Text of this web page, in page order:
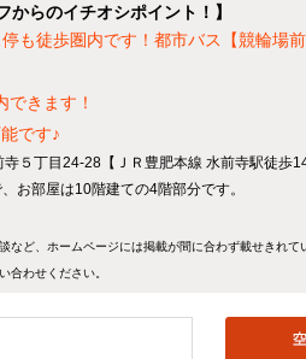
らのイチオシポイント！】
も徒歩圏内です！都市バス【競輪場
きます！
です♪
５丁目24-28【ＪＲ豊肥本線 水前寺駅徒歩
お部屋は10階建ての4階部分です。
ど、ホームページには掲載が間に合わず載せきれて
合わせください。